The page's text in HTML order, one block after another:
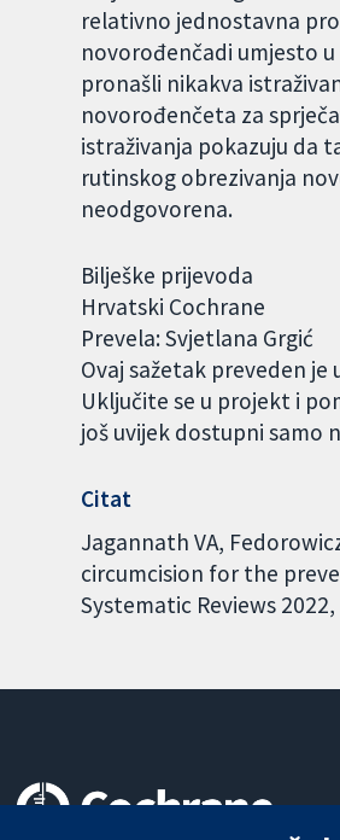
relativno jednostavna
novorođenčadi umjesto
pronašli nikakva
novorođenčeta za
istraživanja pokazuju da
rutinskog obrezivanja
neodgovorena.
Bilješke prijevoda
Hrvatski Cochrane
Prevela: Svjetlana Grgić
Ovaj sažetak preveden
Uključite se u projekt i
još uvijek dostupni samo
Citat
Jagannath VA,
circumcision for the
Systematic Reviews 2022,